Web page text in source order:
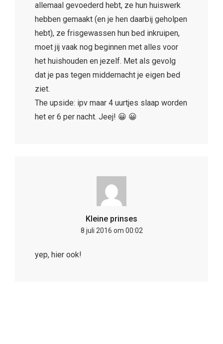
allemaal gevoederd hebt, ze hun huiswerk
hebben gemaakt (en je hen daarbij geholpen
hebt), ze frisgewassen hun bed inkruipen,
moet jij vaak nog beginnen met alles voor
het huishouden en jezelf. Met als gevolg
dat je pas tegen middernacht je eigen bed
ziet.
The upside: ipv maar 4 uurtjes slaap worden
het er 6 per nacht. Jeej! 😀 😀
Kleine prinses
8 juli 2016 om 00:02
yep, hier ook!